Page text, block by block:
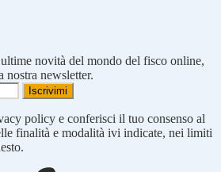
novità del mondo del fisco online,
nostra newsletter.
policy e conferisci il tuo consenso al
finalità e modalità ivi indicate, nei limiti